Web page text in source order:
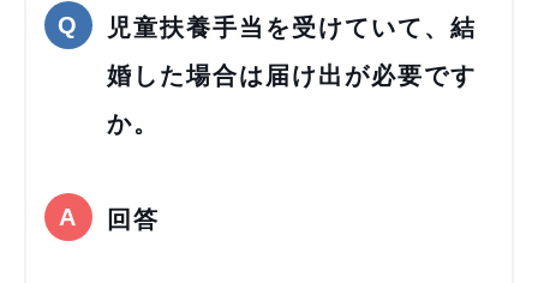
児童扶養手当を受けていて、結
婚した場合は届け出が必要です
か。
回答